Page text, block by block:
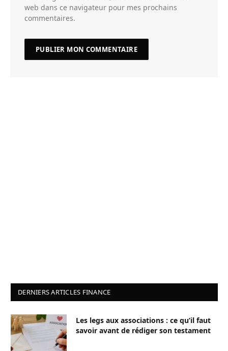
web dans ce navigateur pour mes prochains
commentaires.
DERNIERS ARTICLES FINANCE
Les legs aux associations : ce qu’il faut
savoir avant de rédiger son testament